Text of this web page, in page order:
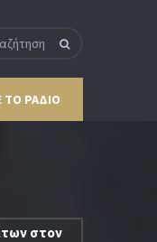
ΡΑΔΙΟ
στον